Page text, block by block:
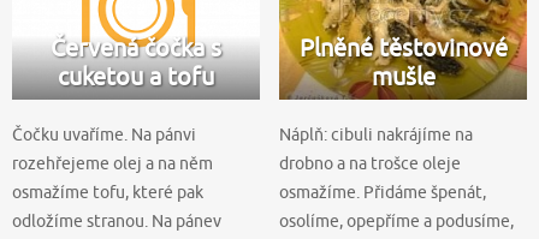
Červená čočka s
cuketou a tofu
Čočku uvaříme. Na pánvi
rozehřejeme olej a na něm
osmažíme tofu, které pak
odložíme stranou. Na pánev
Plněné těstovinové
mušle
Náplň: cibuli nakrájíme na
drobno a na trošce oleje
osmažíme. Přidáme špenát,
osolíme, opepříme a podusíme,